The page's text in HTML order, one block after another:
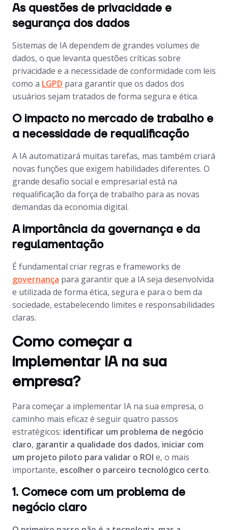
As questões de privacidade e
segurança dos dados
Sistemas de IA dependem de grandes volumes de
dados, o que levanta questões críticas sobre
privacidade e a necessidade de conformidade com leis
como a LGPD para garantir que os dados dos
usuários sejam tratados de forma segura e ética.
O impacto no mercado de trabalho e
a necessidade de requalificação
A IA automatizará muitas tarefas, mas também criará
novas funções que exigem habilidades diferentes. O
grande desafio social e empresarial está na
requalificação da força de trabalho para as novas
demandas da economia digital.
A importância da governança e da
regulamentação
É fundamental criar regras e frameworks de
governança para garantir que a IA seja desenvolvida
e utilizada de forma ética, segura e para o bem da
sociedade, estabelecendo limites e responsabilidades
claras.
Como começar a
implementar IA na sua
empresa?
Para começar a implementar IA na sua empresa, o
caminho mais eficaz é seguir quatro passos
estratégicos: identificar um problema de negócio
claro, garantir a qualidade dos dados, iniciar com
um projeto piloto para validar o ROI e, o mais
importante, escolher o parceiro tecnológico certo.
1. Comece com um problema de
negócio claro